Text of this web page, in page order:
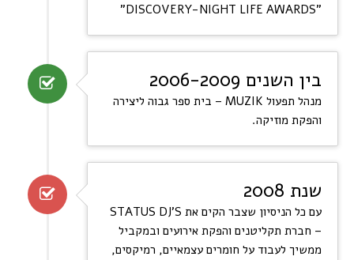
"DISCOVERY-NIGHT LIFE AWARDS"
בין השנים 2006-2009
מנהל תפעול MUZIK – בית ספר גבוה ליצירה
והפקת מוזיקה.
שנת 2008
עם כל הניסיון שצבר הקים את STATUS DJ'S
– חברת תקליטנים והפקת אירועים ובמקביל
ממשיך לעבוד על חומרים עצמאיים, רמיקסים,